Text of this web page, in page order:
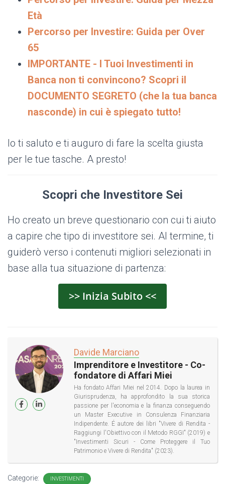
Età
Percorso per Investire: Guida per Over
65
IMPORTANTE - I Tuoi Investimenti in
Banca non ti convincono? Scopri il
DOCUMENTO SEGRETO (che la tua banca
nasconde) in cui è spiegato tutto!
Io ti saluto e ti auguro di fare la scelta giusta
per le tue tasche. A presto!
Scopri che Investitore Sei
Ho creato un breve questionario con cui ti aiuto
a capire che tipo di investitore sei. Al termine, ti
guiderò verso i contenuti migliori selezionati in
base alla tua situazione di partenza:
>> Inizia Subito <<
Davide Marciano
Imprenditore e Investitore - Co-
fondatore di Affari Miei
Ha fondato Affari Miei nel 2014. Dopo la laurea in
Giurisprudenza, ha approfondito la sua storica
passione per l'economia e la finanza conseguendo
un Master Executive in Consulenza Finanziaria
Indipendente. É autore dei libri "Vivere di Rendita -
Raggiungi l'Obiettivo con il Metodo RGGI" (2019) e
"Investimenti Sicuri - Come Proteggere il Tuo
Patrimonio e Vivere di Rendita" (2023).
Categorie: INVESTIMENTI